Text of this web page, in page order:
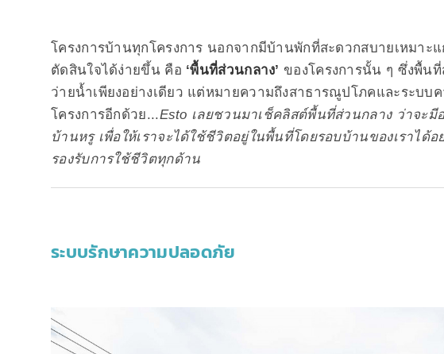
โครงการบ้านทุกโครงการ นอกจากมีบ้านพักที่สะดวกสบายเหมาะ
ตัดสินใจได้ง่ายขึ้น คือ ‘พื้นที่ส่วนกลาง’ ของโครงการนั้น ๆ ซึ่งพื้น
ว่ายน้ำเพียงอย่างเดียว แต่หมายความถึงสาธารณูปโภคและระบ
โครงการอีกด้วย...Esto เลยชวนมาเช็คลิสต์พื้นที่ส่วนกลาง ว่าจะ
บ้านหรู เพื่อให้เราจะได้ใช้ชีวิตอยู่ในพื้นที่โดยรอบบ้านของเราไ
รองรับการใช้ชีวิตทุกด้าน
ระบบรักษาความปลอดภัย